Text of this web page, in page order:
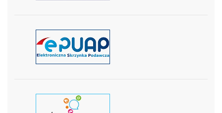
czytaj więcej